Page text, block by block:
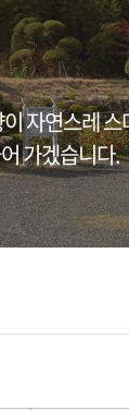
자연스레 스
가겠습니다.